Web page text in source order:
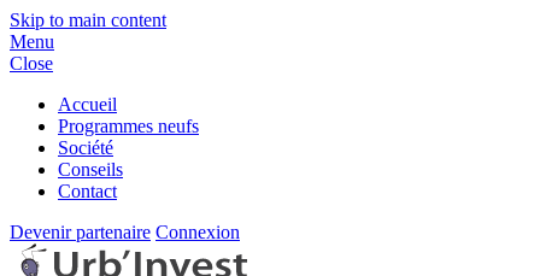
Skip to main content
Menu
Close
Accueil
Programmes neufs
Société
Conseils
Contact
Devenir partenaire Connexion